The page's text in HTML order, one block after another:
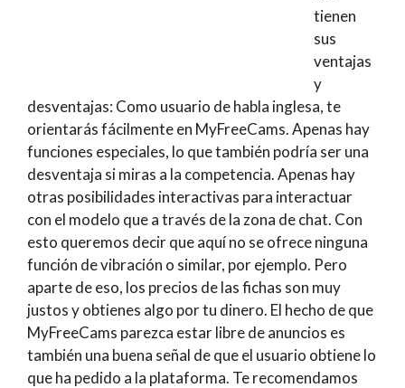
tienen
sus
ventajas
y
desventajas: Como usuario de habla inglesa, te
orientarás fácilmente en MyFreeCams. Apenas hay
funciones especiales, lo que también podría ser una
desventaja si miras a la competencia. Apenas hay
otras posibilidades interactivas para interactuar
con el modelo que a través de la zona de chat. Con
esto queremos decir que aquí no se ofrece ninguna
función de vibración o similar, por ejemplo. Pero
aparte de eso, los precios de las fichas son muy
justos y obtienes algo por tu dinero. El hecho de que
MyFreeCams parezca estar libre de anuncios es
también una buena señal de que el usuario obtiene lo
que ha pedido a la plataforma. Te recomendamos